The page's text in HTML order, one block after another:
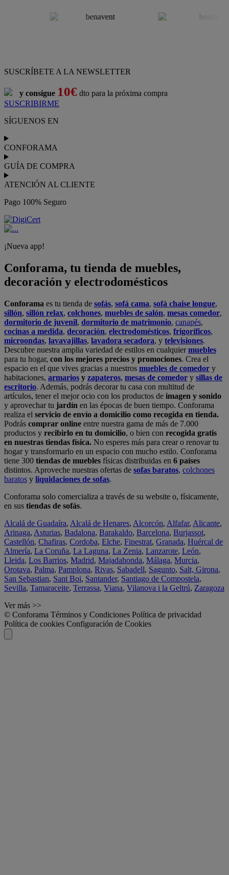
SUSCRÍBETE A LA NEWSLETTER
y consigue 10€ dto para la próxima compra
SUSCRIBIRME
SÍGUENOS EN
CONFORAMA
GUÍA DE COMPRA
ATENCIÓN AL CLIENTE
Pago 100% Seguro
¡Nueva app!
Conforama, tu tienda de muebles,
decoración y electrodomésticos
Conforama es tu tienda de sofás, sofá cama, sofá chaise longue,
sillón, sillón relax, colchones, muebles de salón, mesas comedor,
dormitorio de juvenil, dormitorio de matrimonio, canapés,
cocinas a medida, decoración, electrodomésticos, frigoríficos,
microondas, lavavajillas, lavadora secadora, y televisiones.
Descubre nuestra amplia variedad de estilos en cualquiermuebles
para tu hogar, con los mejores precios y promociones. Crea el
espacio en el que vives gracias a nuestros muebles de comedor y
habitaciones, armarios y zapateros, mesas de comedor y sillas de
escritorio. Además, podrás decorar tu casa con multitud de
artículos, tener el mejor ocio con los productos de imagen y sonido
y aprovechar tu jardín en las épocas de buen tiempo. Conforama
realiza el servicio de envío a domicilio como recogida en tienda.
Podrás comprar online entre nuestra gama de más de 7.000
productos y recibirlo en tu domicilio, o bien con recogida gratis
en nuestras tiendas física. No esperes más para crear o renovar tu
hogar y transformarlo en un espacio con mucho estilo. Conforama
tiene 300 tiendas de muebles físicas distribuidas en 6 países
distintos. Aproveche nuestras ofertas de sofas baratos, colchones
baratos y liquidaciones de sofas.
Conforama solo comercializa a través de su website o, físicamente,
en sus tiendas de sofás.
Alcalá de Guadaíra, Alcalá de Henares, Alcorcón, Alfafar, Alicante,
Arinaga, Asturias, Badalona, Barakaldo, Barcelona, Burjassot,
Castellón, Chafiras, Cordoba, Elche, Finestrat, Granada, Huércal de
Almería, La Coruña, La Laguna, La Zenia, Lanzarote, León,
Lleida, Los Barrios, Madrid, Majadahonda, Málaga, Murcia,
Orotava, Palma, Pamplona, Rivas, Sabadell, Sagunto, Salt, Girona,
San Sebastian, Sant Boi, Santander, Santiago de Compostela,
Sevilla, Tamaraceite, Terrassa, Viana, Vilanova i la Geltrú, Zaragoza
Ver más >>
© Conforama Términos y Condiciones Política de privacidad
Política de cookies Configuración de Cookies